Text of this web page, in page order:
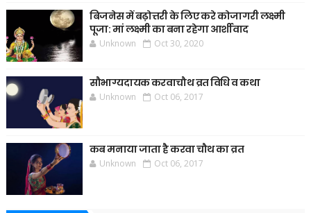
बिजनेस में बढ़ोत्तरी के लिए करे कोजागरी लक्ष्मी
पूजा: मां लक्ष्मी का बना रहेगा आर्शीवाद
Unknown Oct 30, 2020
सौभाग्यदायक करवाचौथ व्रत विधि व कथा
Unknown Oct 06, 2017
कब मनाया जाता है करवा चौथ का व्रत
Unknown Oct 06, 2017